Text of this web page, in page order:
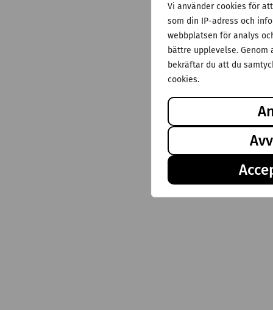
Vi använder cookies för
som din IP-adress och
webbplatsen för analys
bättre upplevelse.
bekräftar du att du
cookies.